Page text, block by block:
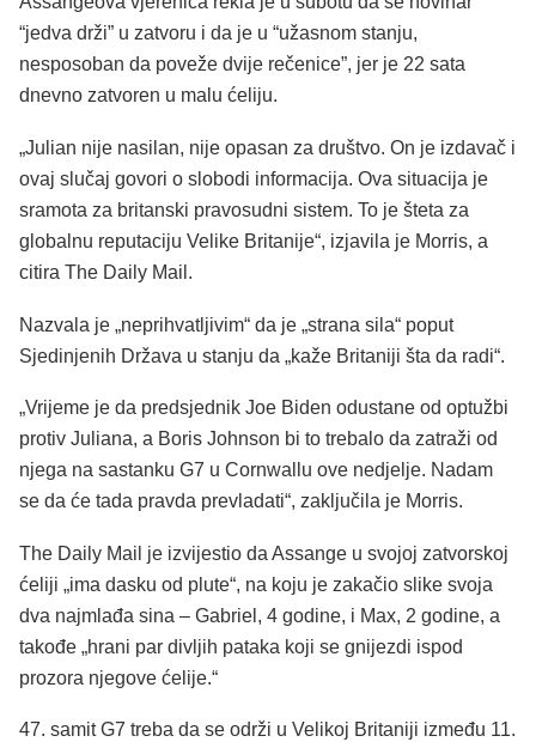
“jedva drži” u zatvoru i da je u “užasnom stanju,
nesposoban da poveže dvije rečenice”, jer je 22 sata
dnevno zatvoren u malu ćeliju.
„Julian nije nasilan, nije opasan za društvo. On je izdavač i
ovaj slučaj govori o slobodi informacija. Ova situacija je
sramota za britanski pravosudni sistem. To je šteta za
globalnu reputaciju Velike Britanije“, izjavila je Morris, a
citira The Daily Mail.
Nazvala je „neprihvatljivim“ da je „strana sila“ poput
Sjedinjenih Država u stanju da „kaže Britaniji šta da radi“.
„Vrijeme je da predsjednik Joe Biden odustane od optužbi
protiv Juliana, a Boris Johnson bi to trebalo da zatraži od
njega na sastanku G7 u Cornwallu ove nedjelje. Nadam
se da će tada pravda prevladati“, zaključila je Morris.
The Daily Mail je izvijestio da Assange u svojoj zatvorskoj
ćeliji „ima dasku od plute“, na koju je zakačio slike svoja
dva najmlađa sina – Gabriel, 4 godine, i Max, 2 godine, a
takođe „hrani par divljih pataka koji se gnijezdi ispod
prozora njegove ćelije.“
47. samit G7 treba da se održi u Velikoj Britaniji između 11.